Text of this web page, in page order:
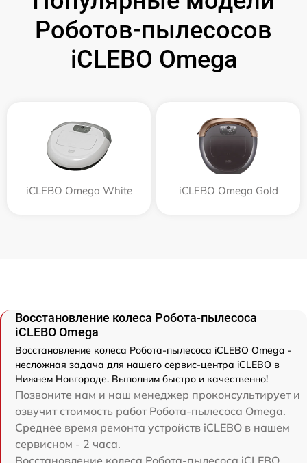
Роботов-пылесосов
iCLEBO Omega
iCLEBO Omega White iCLEBO Omega Gold
Восстановление колеса Робота-пылесоса
iCLEBO Omega
Восстановление колеса Робота-пылесоса iCLEBO Omega -
несложная задача для нашего сервис-центра iCLEBO в
Нижнем Новгороде. Выполним быстро и качественно!
Позвоните нам и наш менеджер проконсультирует и
озвучит стоимость работ Робота-пылесоса Omega.
Среднее время ремонта устройств iCLEBO в нашем
сервисном - 2 часа.
Восстановление колеса Робота-пылесоса iCLEBO